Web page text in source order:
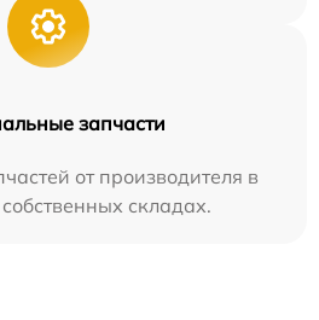
запчасти
от производителя в
складах.